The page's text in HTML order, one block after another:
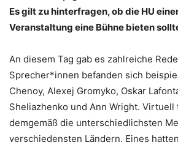
Es gilt zu hinterfragen, ob die HU
Veranstaltung eine Bühne bieten
An diesem Tag gab es zahlreiche
Sprecher*innen befanden sich
Chenoy, Alexej Gromyko, Oskar
Sheliazhenko und Ann Wright. Virtuell
demgemäß die unterschiedlichsten
verschiedensten Ländern. Eines